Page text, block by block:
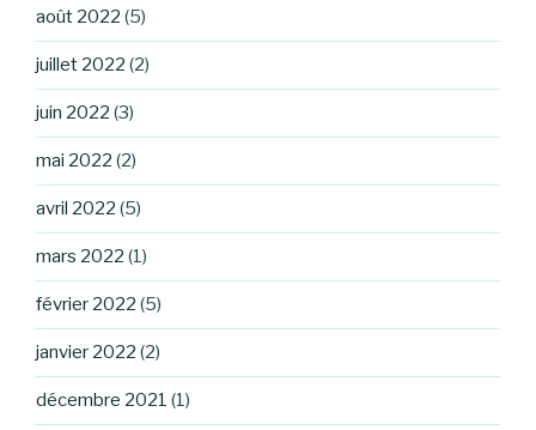
août 2022 (5)
juillet 2022 (2)
juin 2022 (3)
mai 2022 (2)
avril 2022 (5)
mars 2022 (1)
février 2022 (5)
janvier 2022 (2)
décembre 2021 (1)